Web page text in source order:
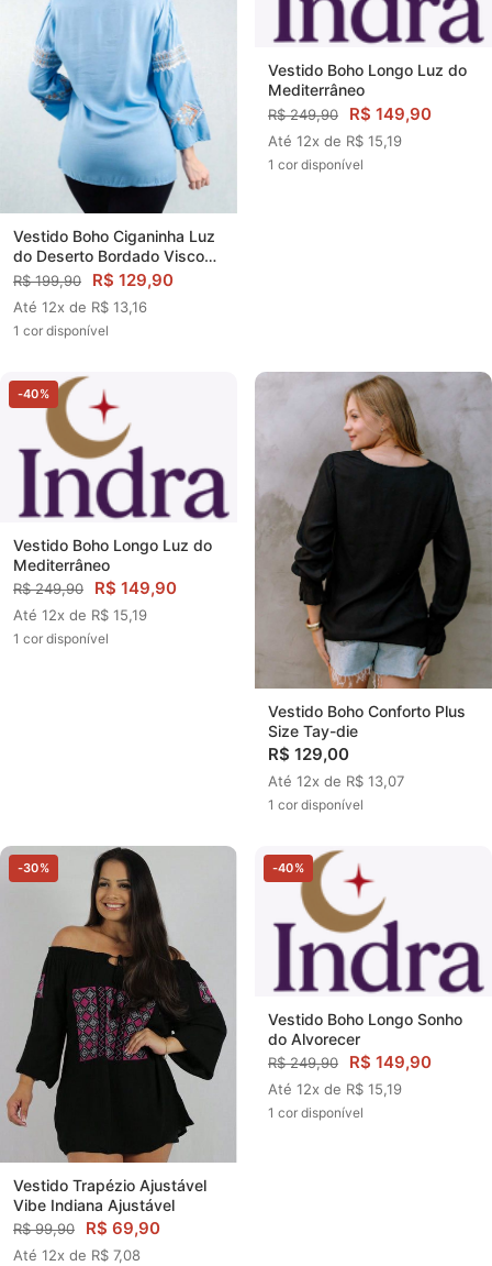
Vestido Boho Ciganinha Luz
do Deserto Bordado Viscose
Coleção Premium
R$ 199,90 R$ 129,90
Até 12x de R$ 13,16
1 cor disponível
Vestido Boho Longo Luz do
Mediterrâneo
R$ 249,90 R$ 149,90
Até 12x de R$ 15,19
1 cor disponível
-40%
Vestido Boho Longo Luz do
Mediterrâneo
R$ 249,90 R$ 149,90
Até 12x de R$ 15,19
1 cor disponível
Vestido Boho Conforto Plus
Size Tay-die
R$ 129,00
Até 12x de R$ 13,07
1 cor disponível
-30%
Vestido Trapézio Ajustável
Vibe Indiana Ajustável
R$ 99,90 R$ 69,90
Até 12x de R$ 7,08
-40%
Vestido Boho Longo Sonho
do Alvorecer
R$ 249,90 R$ 149,90
Até 12x de R$ 15,19
1 cor disponível